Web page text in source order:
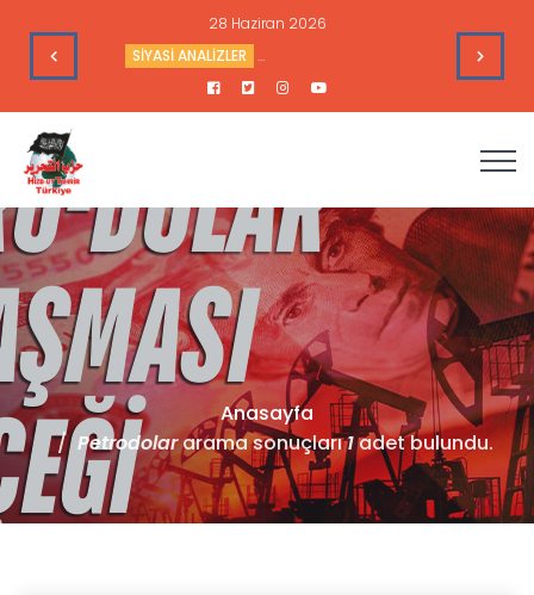
28 Haziran 2026
Toplantısı - 9 Haziran 2026
SİYASİ ANALİZLER Sudan’daki Durum ve Amerika’nın
Anasayfa
Petrodolararama sonuçları1adet bulundu.